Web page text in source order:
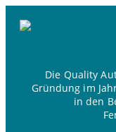
Die Quality
Gründung im
in den